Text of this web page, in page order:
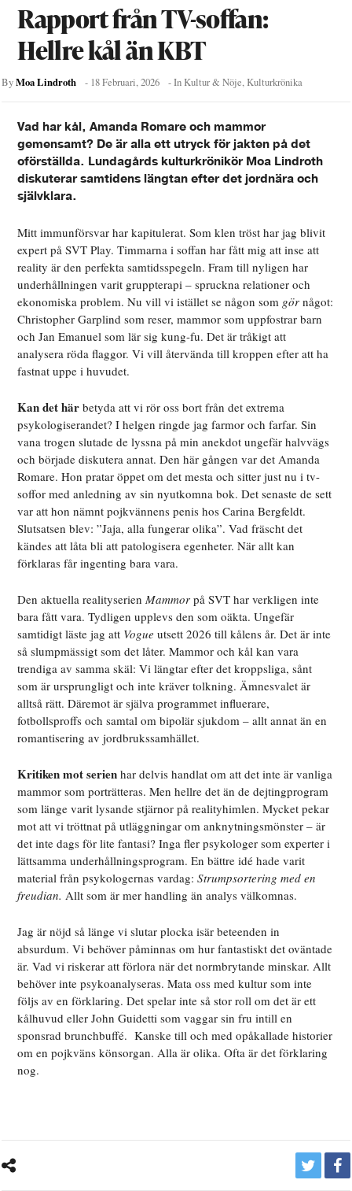
Rapport från TV-soffan:
Hellre kål än KBT
ByMoa Lindroth - 18 Februari, 2026 - In Kultur & Nöje, Kulturkrönika
Vad har kål, Amanda Romare och mammor
gemensamt? De är alla ett utryck för jakten på det
oförställda. Lundagårds kulturkrönikör Moa Lindroth
diskuterar samtidens längtan efter det jordnära och
självklara.
Mitt immunförsvar har kapitulerat. Som klen tröst har jag blivit
expert på SVT Play. Timmarna i soffan har fått mig att inse att
reality är den perfekta samtidsspegeln. Fram till nyligen har
underhållningen varit gruppterapi – spruckna relationer och
ekonomiska problem. Nu vill vi istället se någon som görnågot:
Christopher Garplind som reser, mammor som uppfostrar barn
och Jan Emanuel som lär sig kung-fu. Det är tråkigt att
analysera röda flaggor. Vi vill återvända till kroppen efter att ha
fastnat uppe i huvudet.
Kan det här betyda att vi rör oss bort från det extrema
psykologiserandet? I helgen ringde jag farmor och farfar. Sin
vana trogen slutade de lyssna på min anekdot ungefär halvvägs
och började diskutera annat. Den här gången var det Amanda
Romare. Hon pratar öppet om det mesta och sitter just nu i tv-
soffor med anledning av sin nyutkomna bok. Det senaste de sett
var att hon nämnt pojkvännens penis hos Carina Bergfeldt.
Slutsatsen blev: ”Jaja, alla fungerar olika”. Vad fräscht det
kändes att låta bli att patologisera egenheter. När allt kan
förklaras får ingenting bara vara.
Den aktuella realityserienMammor på SVT har verkligen inte
bara fått vara. Tydligen upplevs den som oäkta. Ungefär
samtidigt läste jag att Vogue utsett 2026 till kålens år. Det är inte
så slumpmässigt som det låter. Mammor och kål kan vara
trendiga av samma skäl: Vi längtar efter det kroppsliga, sånt
som är ursprungligt och inte kräver tolkning. Ämnesvalet är
alltså rätt. Däremot är själva programmet influerare,
fotbollsproffs och samtal om bipolär sjukdom – allt annat än en
romantisering av jordbrukssamhället.
Kritiken mot serien har delvis handlat om att det inte är vanliga
mammor som porträtteras. Men hellre det än de dejtingprogram
som länge varit lysande stjärnor på realityhimlen. Mycket pekar
mot att vi tröttnat på utläggningar om anknytningsmönster – är
det inte dags för lite fantasi? Inga fler psykologer som experter i
lättsamma underhållningsprogram. En bättre idé hade varit
material från psykologernas vardag:Strumpsortering med en
freudian.Allt som är mer handling än analys välkomnas.
Jag är nöjd så länge vi slutar plocka isär beteenden in
absurdum. Vi behöver påminnas om hur fantastiskt det oväntade
är. Vad vi riskerar att förlora när det normbrytande minskar. Allt
behöver inte psykoanalyseras. Mata oss med kultur som inte
följs av en förklaring. Det spelar inte så stor roll om det är ett
kålhuvud eller John Guidetti som vaggar sin fru intill en
sponsrad brunchbuffé. Kanske till och med opåkallade historier
om en pojkväns könsorgan. Alla är olika. Ofta är det förklaring
nog.